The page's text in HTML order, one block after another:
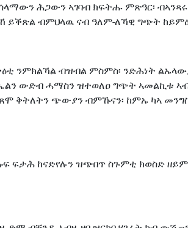
ሕጋውን ኣገባብ ክፍትሑ ምጽዓር፡
ይቕጽል ብምህላዉ ናብ ዓለም-ለኻዊ ግጭት
ንምክልኻል ብዝብል ምስምስ፡ ንድሕነት
ውድብ ሓማስን ዝተወለዐ ግጭት ኣመልኪቱ ኣብ
ቅትለትን ጭውያን ብምኹናን፡ ከምኡ ካኣ
ፍታሕ ከናድየሉን ዝጭበጥ ስጉምቲ ክወስድ